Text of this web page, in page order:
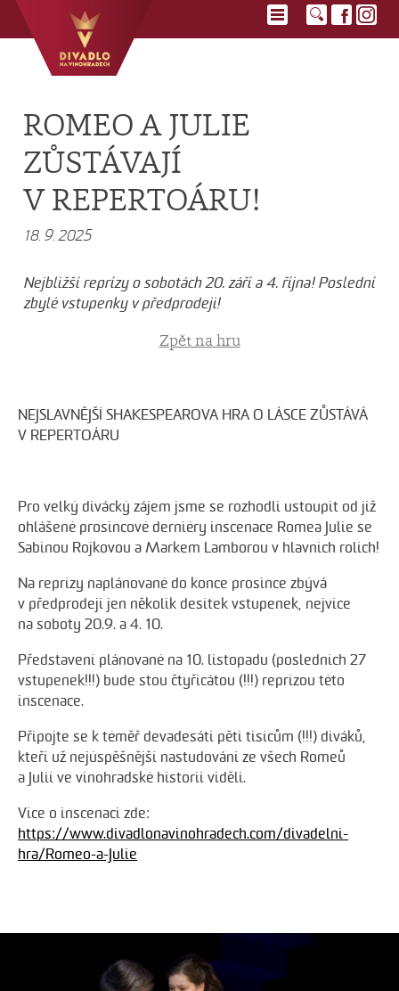
ROMEO A JULIE
ZŮSTÁVAJÍ
V REPERTOÁRU!
18. 9. 2025
Nejbližší reprízy o sobotách 20. září a 4. října! Poslední
zbylé vstupenky v předprodeji!
Zpět na hru
NEJSLAVNĚJŠÍ SHAKESPEAROVA HRA O LÁSCE ZŮSTÁVÁ
V REPERTOÁRU
Pro velký divácký zájem jsme se rozhodli ustoupit od již
ohlášené prosincové derniéry inscenace Romea Julie se
Sabinou Rojkovou a Markem Lamborou v hlavních rolích!
Na reprízy naplánované do konce prosince zbývá
v předprodeji jen několik desítek vstupenek, nejvíce
na soboty 20.9. a 4. 10.
Představení plánované na 10. listopadu (posledních 27
vstupenek!!!) bude stou čtyřicátou (!!!) reprízou této
inscenace.
Připojte se k téměř devadesáti pěti tisícům (!!!) diváků,
kteří už nejúspěšnější nastudování ze všech Romeů
a Julií ve vinohradské historii viděli.
Více o inscenaci zde:
https://www.divadlonavinohradech.com/divadelni-
hra/Romeo-a-Julie